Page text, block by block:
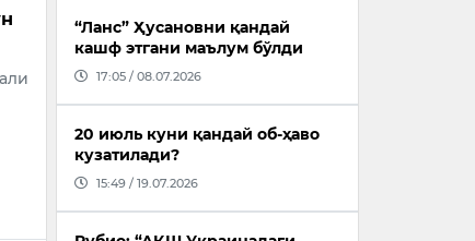
“Ланс” Ҳусановни қандай
кашф этгани маълум бўлди
17:05 / 08.07.2026
20 июль куни қандай об-ҳаво
кузатилади?
15:49 / 19.07.2026